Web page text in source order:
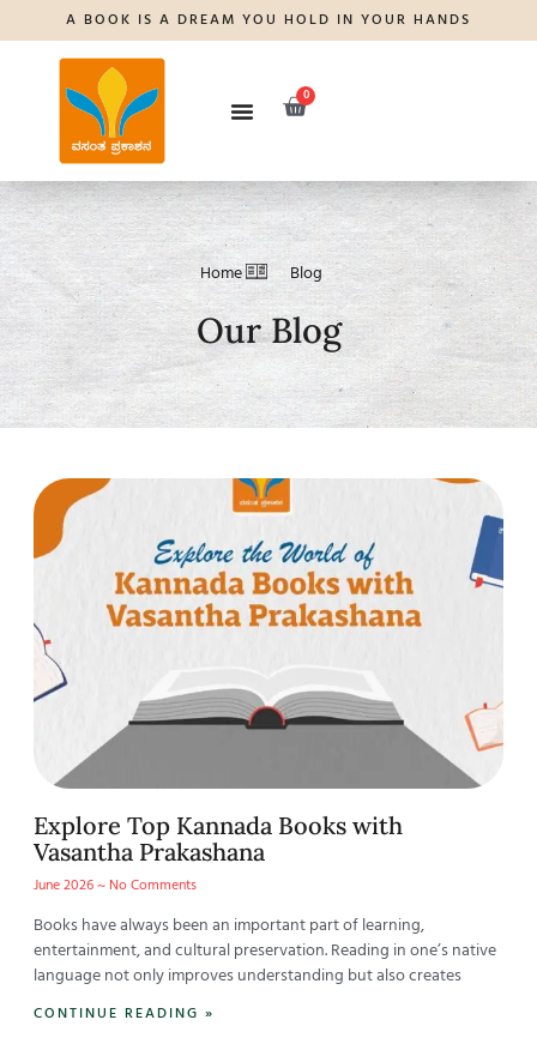
A BOOK IS A DREAM YOU HOLD IN YOUR HANDS
0
Home Blog
Our Blog
Explore Top Kannada Books with
Vasantha Prakashana
June 2026 No Comments
Books have always been an important part of learning,
entertainment, and cultural preservation. Reading in one’s native
language not only improves understanding but also creates
CONTINUE READING »